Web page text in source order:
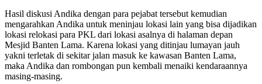
Hasil diskusi Andika dengan para pejabat tersebut kemudian
mengarahkan Andika untuk meninjau lokasi lain yang bisa dijadikan
lokasi relokasi para PKL dari lokasi asalnya di halaman depan
Mesjid Banten Lama. Karena lokasi yang ditinjau lumayan jauh
yakni terletak di sekitar jalan masuk ke kawasan Banten Lama,
maka Andika dan rombongan pun kembali menaiki kendaraannya
masing-masing.